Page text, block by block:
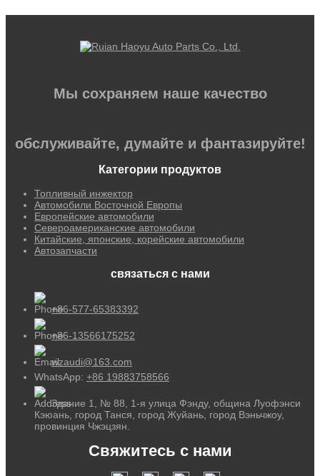
Мы сохраняем наше качество
обслуживайте, думайте и фантазируйте!
Категории продуктов
Топливный инжектор
Автомобили Восточной Европы
Европейские автомобили
Североамериканские автомобили
Китайские, японские, корейские автомобили
Автозапчасти
связаться с нами
+86-577-65383392
+86-13566175252
wzaudi@163.com
WhatsApp: +86 19883758566
Здание 1, № 88, 1-я улица Фэнду, община Луофэнси
Кэюань, город Танся, город Жуйань, город Вэньчжоу,
провинция Чжэцзян.
Свяжитесь с нами